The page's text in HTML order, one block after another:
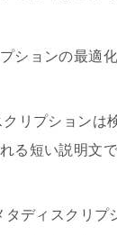
ションの最適化
リプションは
る短い説明文で
タディスクリプ